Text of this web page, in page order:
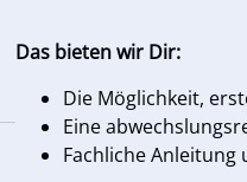
Das bieten wir Dir:
Die Möglichkeit,
Eine
Fachliche